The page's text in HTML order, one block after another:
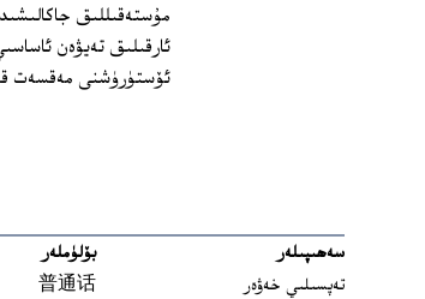
مۇستەقىللىق
ئارقىلىق تەيۋەن
ئۆستۈرۈشنى مەقسەت
سەھىپىلەر
تەپسىلىي خەۋەر
بۆلۈملەر
普通话